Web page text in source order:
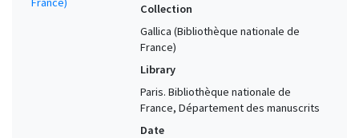
Collection
Gallica (Bibliothèque nationale de
France)
Library
Paris. Bibliothèque nationale de
France, Département des manuscrits
Date